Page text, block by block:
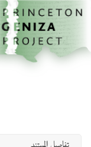
تخطي إلى المحتوى الرئيسي
الصفحة الرئيسية